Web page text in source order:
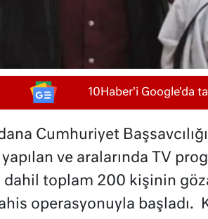
10Haber'i Google'da
Cumhuriyet
ve aralarında TV
dahil toplam 200 kişinin
operasyonuyla başladı.